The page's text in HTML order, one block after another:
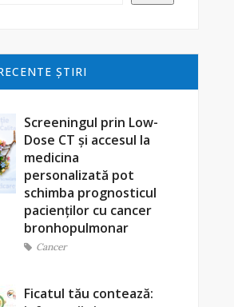
ŞTIRI
Screeningul prin Low-
Dose CT și accesul la
medicina
personalizată pot
schimba prognosticul
pacienților cu cancer
bronhopulmonar
Cancer
Ficatul tău contează: